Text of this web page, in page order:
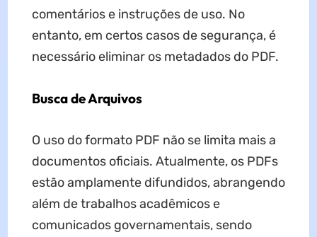
comentários e instruções de uso. No
entanto, em certos casos de segurança, é
necessário eliminar os metadados do PDF.
Busca de Arquivos
O uso do formato PDF não se limita mais a
documentos oficiais. Atualmente, os PDFs
estão amplamente difundidos, abrangendo
além de trabalhos acadêmicos e
comunicados governamentais, sendo